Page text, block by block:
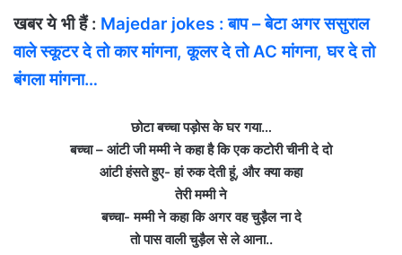
खबर ये भी हैं : Majedar jokes : बाप – बेटा अगर ससुराल
वाले स्‍कूटर दे तो कार मांगना, कूलर दे तो AC मांगना, घर दे तो
बंगला मांगना…
छोटा बच्चा पड़ोस के घर गया…
बच्चा – आंटी जी मम्मी ने कहा है कि एक कटोरी चीनी दे दो
आंटी हंसते हुए- हां रुक देती हूं, और क्या कहा
तेरी मम्मी ने
बच्चा- मम्मी ने कहा कि अगर वह चुड़ैल ना दे
तो पास वाली चुड़ैल से ले आना..